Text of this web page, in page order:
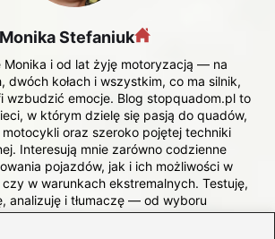
Monika Stefaniuk
Monika i od lat żyję motoryzacją — na
dwóch kołach i wszystkim, co ma silnik,
wzbudzić emocje. Blog stopquadom.pl to
w którym dzielę się pasją do quadów,
oraz szeroko pojętej techniki
Interesują mnie zarówno codzienne
pojazdów, jak i ich możliwości w
w warunkach ekstremalnych. Testuję,
analizuję i tłumaczę — od wyboru
przez eksploatację i modyfikacje,